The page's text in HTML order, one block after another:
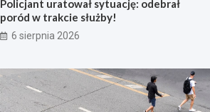
Policjant uratował sytuację: odebrał
poród w trakcie służby!
6 sierpnia 2026